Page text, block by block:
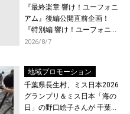
『最終楽章 響け！ユーフォニ
アム』後編公開直前企画！
『特別編 響け！ユーフォニア
ム〜アンサンブルコンテス
映が決定！
2026/8/7
地域プロモーション
千葉県長生村、ミス日本2026
グランプリ＆ミス日本「海の
日」の野口絵子さんが 千葉県